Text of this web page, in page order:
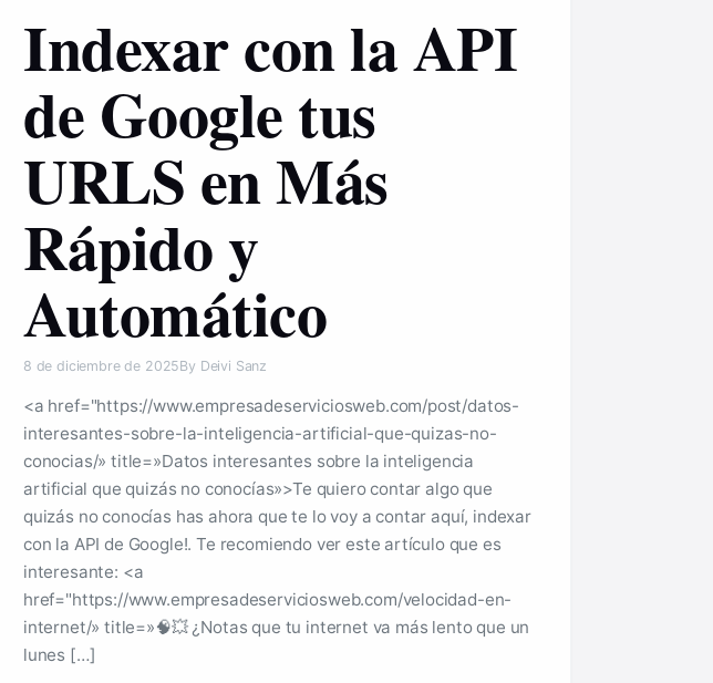
Indexar con la API
de Google tus
URLS en Más
Rápido y
Automático
8 de diciembre de 2025By Deivi Sanz
<a href="https://www.empresadeserviciosweb.com/post/datos-
interesantes-sobre-la-inteligencia-artificial-que-quizas-no-
conocias/» title=»Datos interesantes sobre la inteligencia
artificial que quizás no conocías»>Te quiero contar algo que
quizás no conocías has ahora que te lo voy a contar aquí, indexar
con la API de Google!. Te recomiendo ver este artículo que es
interesante: <a
href="https://www.empresadeserviciosweb.com/velocidad-en-
internet/» title=»🧠💥 ¿Notas que tu internet va más lento que un
lunes […]